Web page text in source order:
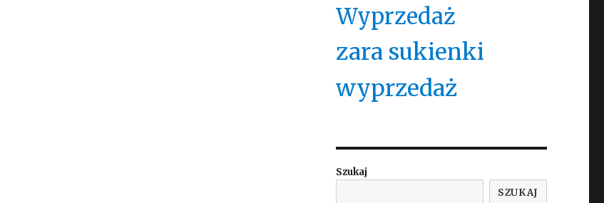
Wyprzedaż
zara sukienki
wyprzedaż
Szukaj
SZUKAJ